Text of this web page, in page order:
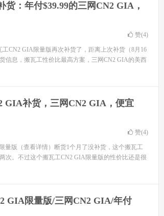
：年付$39.99的三网CN2 GIA，
赞(4)
CN2 GIA限量版再次补货了，距离上次补货（8月16
信息，搬瓦工性价比最高方案，三网CN2 GIA的美西
GIA补货，三网CN2 GIA，便宜
赞(4)
量版（查看详情）断货1个月了没补货，这个搬瓦工
次。不过这个搬瓦工CN2 GIA限量版的性价比还是很
GIA限量版/三网CN2 GIA/年付